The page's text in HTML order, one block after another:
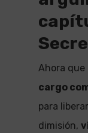
Ahora que
cargo
para
dimisión,